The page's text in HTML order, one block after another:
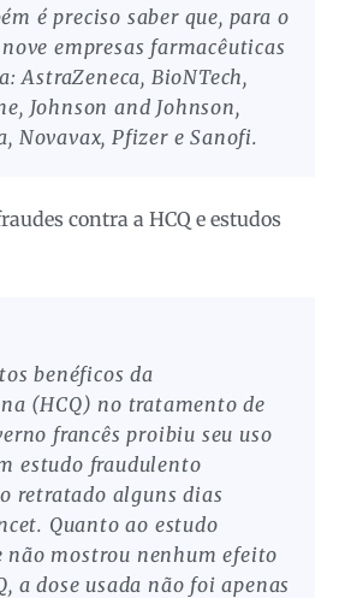
é preciso saber que, para o
empresas farmacêuticas
AstraZeneca, BioNTech,
Johnson and Johnson,
Novavax, Pfizer e Sanofi.
contra a HCQ e estudos
benéficos da
(HCQ) no tratamento de
francês proibiu seu uso
estudo fraudulento
retratado alguns dias
Quanto ao estudo
não mostrou nenhum efeito
a dose usada não foi apenas